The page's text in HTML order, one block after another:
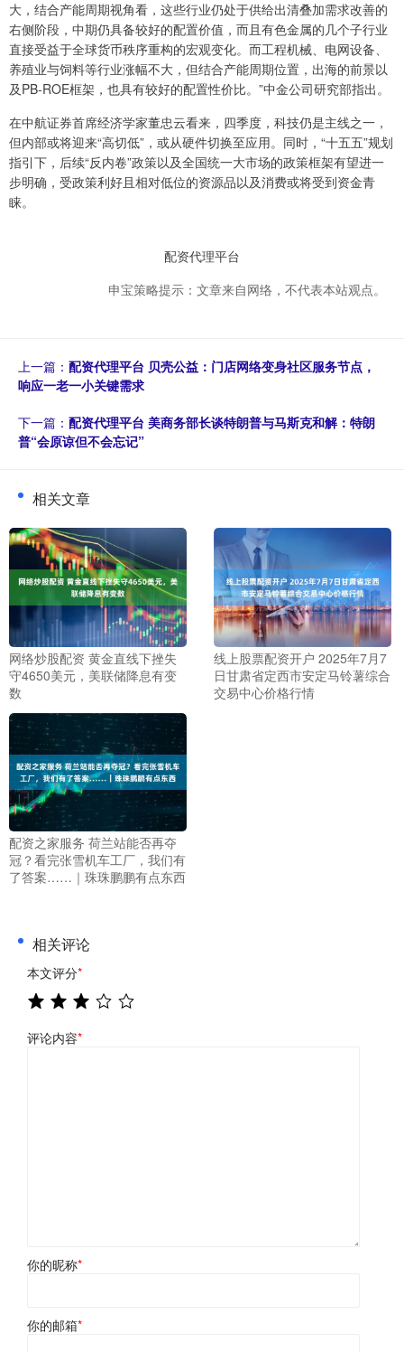
大，结合产能周期视角看，这些行业仍处于供给出清叠加需求改善的
右侧阶段，中期仍具备较好的配置价值，而且有色金属的几个子行业
直接受益于全球货币秩序重构的宏观变化。而工程机械、电网设备、
养殖业与饲料等行业涨幅不大，但结合产能周期位置，出海的前景以
及PB-ROE框架，也具有较好的配置性价比。”中金公司研究部指出。
在中航证券首席经济学家董忠云看来，四季度，科技仍是主线之一，
但内部或将迎来“高切低”，或从硬件切换至应用。同时，“十五五”规划
指引下，后续“反内卷”政策以及全国统一大市场的政策框架有望进一
步明确，受政策利好且相对低位的资源品以及消费或将受到资金青
睐。
配资代理平台
申宝策略提示：文章来自网络，不代表本站观点。
上一篇： 配资代理平台 贝壳公益：门店网络变身社区服务节点，
响应一老一小关键需求
下一篇： 配资代理平台 美商务部长谈特朗普与马斯克和解：特朗
普“会原谅但不会忘记”
相关文章
网络炒股配资 黄金直线下挫失
守4650美元，美联储降息有变
数
线上股票配资开户 2025年7月7
日甘肃省定西市安定马铃薯综合
交易中心价格行情
配资之家服务 荷兰站能否再夺
冠？看完张雪机车工厂，我们有
了答案……｜珠珠鹏鹏有点东西
相关评论
本文评分*
评论内容*
你的昵称*
你的邮箱*